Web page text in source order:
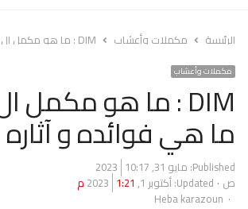
الرئيسة مكملات وأعشاب DIM : ما هو مكمل ال DIM و ما هي فوائده و آثاره الجانبية
مكملات وأعشاب
ما هي فوائده و آثاره
Published: مايو 31, 2023
10:17
ص Updated: أكتوبر 1, 2023 1:21 م
Author
Heba karazoun